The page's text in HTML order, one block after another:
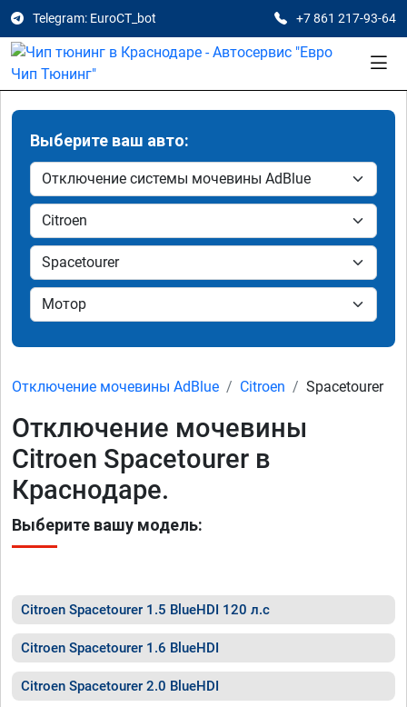
Telegram: EuroCT_bot +7 861 217-93-64
Выберите ваш авто:
Отключение мочевины AdBlue Citroen Spacetourer
Отключение мочевины
Citroen Spacetourer в
Краснодаре.
Выберите вашу модель:
Citroen Spacetourer 1.5 BlueHDI 120 л.с
Citroen Spacetourer 1.6 BlueHDI
Citroen Spacetourer 2.0 BlueHDI